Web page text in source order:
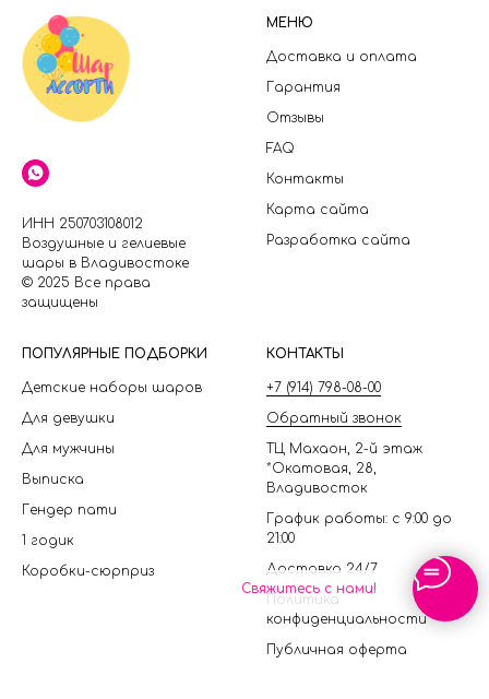
Свяжитесь с нами!
ИНН 250703108012
Воздушные и гелиевые
шары в Владивостоке
© 2025 Все права
защищены
МЕНЮ
Доставка и оплата
Гарантия
Отзывы
FAQ
Контакты
Карта сайта
Разработка сайта
ПОПУЛЯРНЫЕ ПОДБОРКИ
Детские наборы шаров
Для девушки
Для мужчины
Выписка
Гендер пати
1 годик
Коробки-сюрприз
КОНТАКТЫ
+7 (914) 798-08-00
Обратный звонок
ТЦ Махаон, 2-й этаж
*Окатовая, 28,
Владивосток
График работы: с 9:00 до
21:00
Доставка 24/7
Политика
конфиденциальности
Публичная оферта